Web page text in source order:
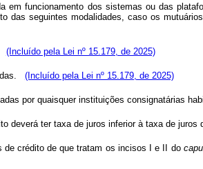
funcionamento dos sistemas ou das
das seguintes modalidades, caso os
(Incluído pela Lei nº 15.179, de 2025)
(Incluído pela Lei nº 15.179, de 2025)
por quaisquer instituições consignatárias
deverá ter taxa de juros inferior à taxa de juros
de crédito de que tratam os incisos I e II do